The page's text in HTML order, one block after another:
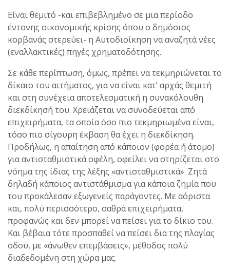
Είναι θεμιτό -και επιβεβλημένο σε μια περίοδο
έντονης οικονομικής κρίσης όπου ο δημόσιος
κορβανάς στερεύει- η Αυτοδιοίκηση να αναζητά νέες
(εναλλακτικές) πηγές χρηματοδότησης.
Σε κάθε περίπτωση, όμως, πρέπει να τεκμηριώνεται το
δίκαιο του αιτήματος, για να είναι κατ’ αρχάς θεμιτή
και στη συνέχεια αποτελεσματική η συνακόλουθη
διεκδίκησή του. Χρειάζεται να συνοδεύεται από
επιχειρήματα, τα οποία όσο πιο τεκμηριωμένα είναι,
τόσο πιο σίγουρη έκβαση θα έχει η διεκδίκηση.
Προδήλως, η απαίτηση από κάποιον (φορέα ή άτομο)
για αντισταθμιστικά οφέλη, οφείλει να στηρίζεται στο
νόημα της ίδιας της λέξης «αντισταθμιστικά». Ζητά
δηλαδή κάποιος αντιστάθμισμα για κάποια ζημία που
του προκάλεσαν εξωγενείς παράγοντες. Με αόριστα
και, πολύ περισσότερο, σαθρά επιχειρήματα,
προφανώς και δεν μπορεί να πείσει για το δίκιο του.
Και βέβαια τότε προσπαθεί να πείσει δια της πλαγίας
οδού, με «άνωθεν επεμβάσεις», μέθοδος πολύ
διαδεδομένη στη χώρα μας.